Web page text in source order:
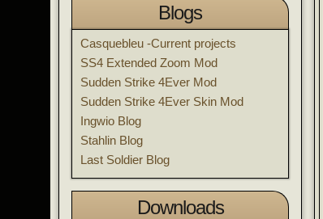
Blogs
Casquebleu -Current projects
SS4 Extended Zoom Mod
Sudden Strike 4Ever Mod
Sudden Strike 4Ever Skin Mod
Ingwio Blog
Stahlin Blog
Last Soldier Blog
Downloads